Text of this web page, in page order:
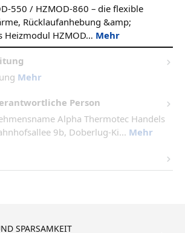
550 / HZMOD-860 – die flexible
Rücklaufanhebung &amp;
Heizmodul HZMOD… Mehr
Mehr
Person
Alpha Thermotec Handels
9b, Doberlug-Ki... Mehr
SPARSAMKEIT